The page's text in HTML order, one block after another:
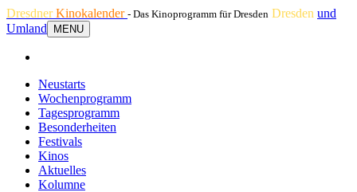
DresdnerKinokalender - Das Kinoprogramm für Dresden Dresden und
Umland
MENU
Neustarts
Wochenprogramm
Tagesprogramm
Besonderheiten
Festivals
Kinos
Aktuelles
Kolumne